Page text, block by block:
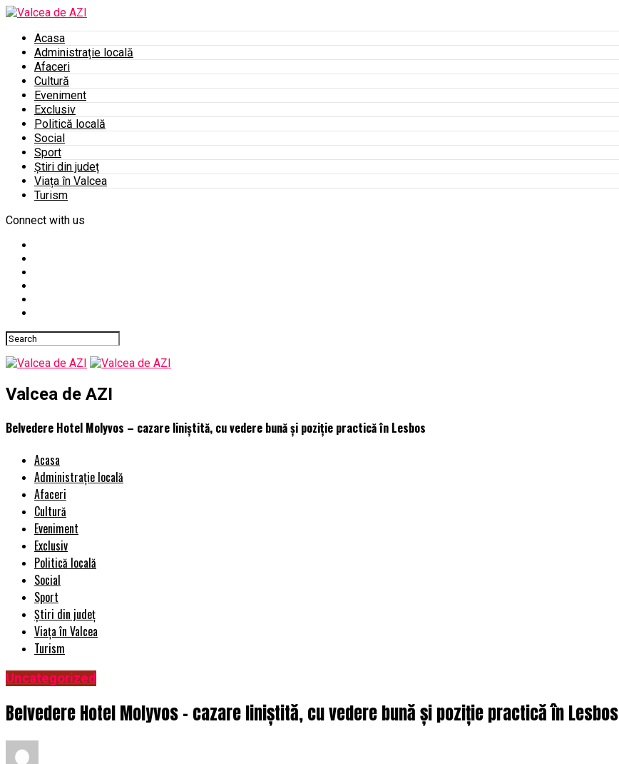
Acasa
Administrație locală
Afaceri
Cultură
Eveniment
Exclusiv
Politică locală
Social
Sport
Știri din județ
Viața în Valcea
Turism
Connect with us
Valcea de AZI
Belvedere Hotel Molyvos – cazare liniștită, cu vedere bună și poziție practică în Lesbos
Acasa
Administrație locală
Afaceri
Cultură
Eveniment
Exclusiv
Politică locală
Social
Sport
Știri din județ
Viața în Valcea
Turism
Uncategorized
Belvedere Hotel Molyvos – cazare liniștită, cu vedere bună și poziție practică în Lesbos